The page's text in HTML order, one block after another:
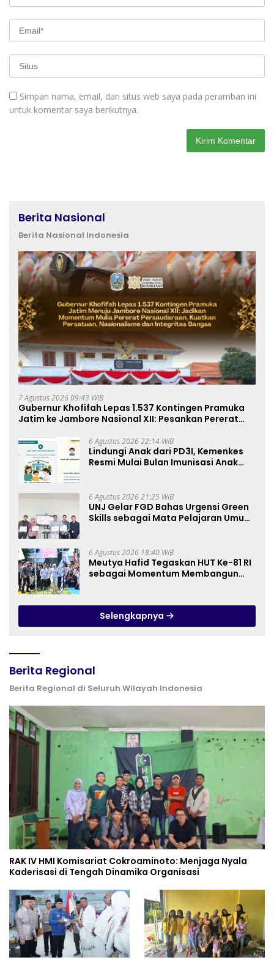
Simpan nama, email, dan situs web saya pada peramban ini
untuk komentar saya berikutnya.
Berita Nasional
Berita Nasional Indonesia
7 Agustus 2026 09:43 WIB
Gubernur Khofifah Lepas 1.537 Kontingen Pramuka
Jatim ke Jambore Nasional XII: Pesankan Pererat
Nasionalisme
6 Agustus 2026 22:14 WIB
Lindungi Anak dari PD3I, Kemenkes
Resmi Mulai Bulan Imunisasi Anak
6 Agustus 2026 21:25 WIB
UNJ Gelar FGD Bahas Urgensi Green
Skills sebagai Mata Pelajaran Umum
6 Agustus 2026 18:40 WIB
Meutya Hafid Tegaskan HUT Ke-81 RI
sebagai Momentum Membangun
Selengkapnya
Berita Regional
Berita Regional di Seluruh Wilayah Indonesia
RAK IV HMI Komisariat Cokroaminoto: Menjaga Nyala
Kaderisasi di Tengah Dinamika Organisasi